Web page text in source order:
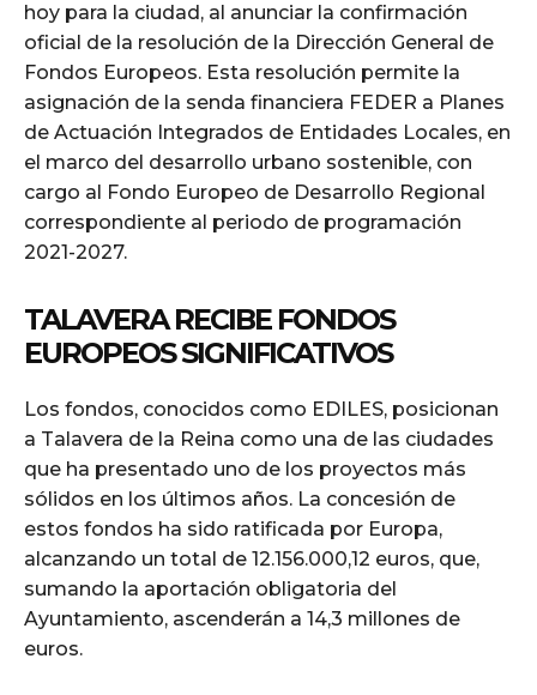
hoy para la ciudad, al anunciar la confirmación
oficial de la resolución de la Dirección General de
Fondos Europeos. Esta resolución permite la
asignación de la senda financiera FEDER a Planes
de Actuación Integrados de Entidades Locales, en
el marco del desarrollo urbano sostenible, con
cargo al Fondo Europeo de Desarrollo Regional
correspondiente al periodo de programación
2021-2027.
TALAVERA RECIBE FONDOS
EUROPEOS SIGNIFICATIVOS
Los fondos, conocidos como EDILES, posicionan
a Talavera de la Reina como una de las ciudades
que ha presentado uno de los proyectos más
sólidos en los últimos años. La concesión de
estos fondos ha sido ratificada por Europa,
alcanzando un total de 12.156.000,12 euros, que,
sumando la aportación obligatoria del
Ayuntamiento, ascenderán a 14,3 millones de
euros.